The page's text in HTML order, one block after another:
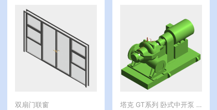
双扇门联窗
塔克 GT系列 卧式中开泵 _74166